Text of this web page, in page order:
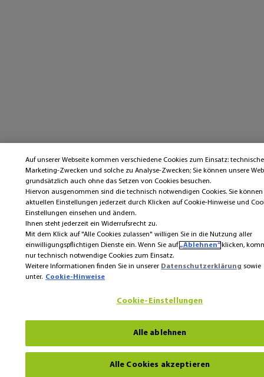
Auf unserer Webseite kommen verschiedene Cookies zum Einsatz:
Marketing-Zwecken und solche zu Analyse-Zwecken; Sie können unsere
grundsätzlich auch ohne das Setzen von Cookies besuchen.
Hiervon ausgenommen sind die technisch notwendigen Cookies. Sie können
aktuellen Einstellungen jederzeit durch Klicken auf Cookie-Hinweise und
Einstellungen einsehen und ändern.
Ihnen steht jederzeit ein Widerrufsrecht zu.
Mit dem Klick auf "Alle Cookies zulassen" willigen Sie in die Nutzung aller
einwilligungspflichtigen Dienste ein. Wenn Sie auf„Ablehnen“ klicken,
nur technisch notwendige Cookies zum Einsatz.
Weitere Informationen finden Sie in unserer Datenschutzerklärung sowie
unter. Cookie-Hinweise
Cookie-Einstellungen
Alle ablehnen
Alle Cookies akzeptieren